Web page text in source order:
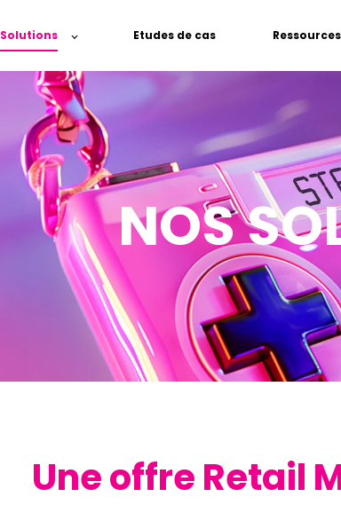
Solutions Etudes de cas Ressources
NOS
Une offre Retail